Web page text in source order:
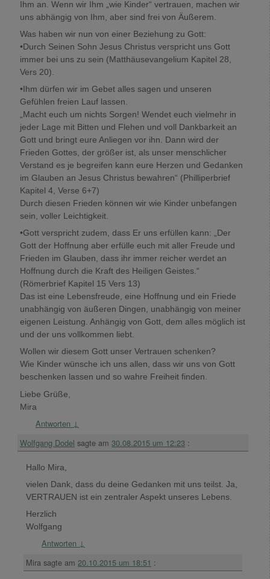
Ihm an. Wenn wir Ihm „wie Kinder“ vertrauen, machen wir
uns abhängig von Ihm, aber sind frei von Äußerem.
Was haben wir nun von einer Beziehung zu Gott:
•Durch Seinen Sohn Jesus Christus verspricht uns Gott
immer bei uns zu sein (Matthäusevangelium Kapitel 28,
Vers 20).
•Ihm dürfen wir im Gebet alles sagen und unseren
Gefühlen freien Lauf lassen.
„Macht euch um nichts Sorgen! Wendet euch vielmehr in
jeder Lage mit Bitten und Flehen und voll Dankbarkeit an
Gott und bringt eure Anliegen vor ihn. Dann wird der
Frieden Gottes, der größer ist, als unser menschlicher
Verstand es je begreifen kann eure Herzen und Gedanken
im Glauben an Jesus Christus bewahren“ (Philliperbrief
Kapitel 4, Verse 6+7)
Durch diesen Frieden können wir wie Kinder unbefangen
sein, voller Leichtigkeit.
•Gott verspricht zudem, dass Er uns erfüllen kann: „Der
Gott der Hoffnung aber erfülle euch mit aller Freude und
Frieden im Glauben, dass ihr immer reicher werdet an
Hoffnung durch die Kraft des Heiligen Geistes.“
(Römerbrief Kapitel 15 Vers 13)
Das ist eine Lebensfreude, eine Hoffnung und ein Friede
unabhängig von äußeren Dingen, unabhängig von meiner
eigenen Leistung. Anhängig von Gott, dem alles möglich ist
und der uns vollkommen liebt.
Wollen wir diesem Gott unser Vertrauen schenken?
Wie Kinder wünsche ich uns allen, dass wir uns von Gott
beschenken lassen und so wahre Freiheit finden.
Liebe Grüße,
Mira
Antworten ↓
Wolfgang Dodel sagte am 30.08.2015 um 12:23 :
Hallo Mira,
vielen Dank, dass du deine Gedanken mit uns teilst. Ja,
VERTRAUEN ist ein zentraler Aspekt unseres Lebens.
Herzlich
Wolfgang
Antworten ↓
Mira sagte am 20.10.2015 um 18:51 :